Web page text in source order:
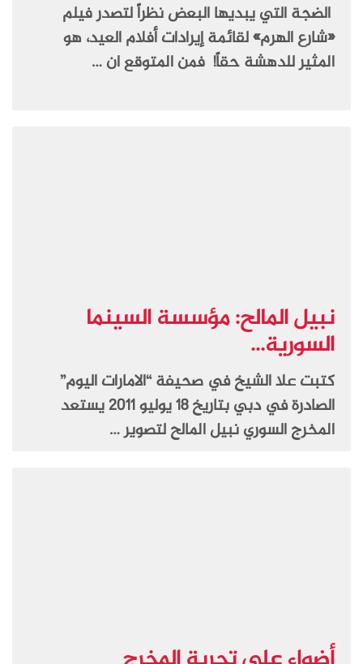
الضجة التي يبديها البعض نظراً لتصدر فيلم
«شارع الهرم» لقائمة إيرادات أفلام العيد، هو
المثير للدهشة حقاً! فمن المتوقع ان …
نبيل المالح: مؤسسة السينما
السورية...
كتبت علا الشيخ في صحيفة “الامارات اليوم”
الصادرة في دبي بتاريخ 18 يوليو 2011 يستعد
المخرج السوري نبيل المالح لتصوير …